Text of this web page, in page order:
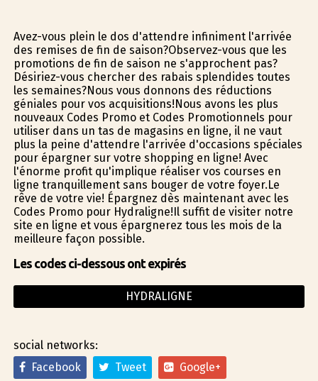
Avez-vous plein le dos d'attendre infiniment l'arrivée
des remises de fin de saison?Observez-vous que les
promotions de fin de saison ne s'approchent pas?
Désiriez-vous chercher des rabais splendides toutes
les semaines?Nous vous donnons des réductions
géniales pour vos acquisitions!Nous avons les plus
nouveaux Codes Promo et Codes Promotionnels pour
utiliser dans un tas de magasins en ligne, il ne vaut
plus la peine d'attendre l'arrivée d'occasions spéciales
pour épargner sur votre shopping en ligne! Avec
l'énorme profit qu'implique réaliser vos courses en
ligne tranquillement sans bouger de votre foyer.Le
rêve de votre vie! Épargnez dès maintenant avec les
Codes Promo pour Hydraligne!Il suffit de visiter notre
site en ligne et vous épargnerez tous les mois de la
meilleure façon possible.
Les codes ci-dessous ont expirés
HYDRALIGNE
social networks:
Facebook
Tweet Google+